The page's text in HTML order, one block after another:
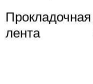
Прокладочная
лента